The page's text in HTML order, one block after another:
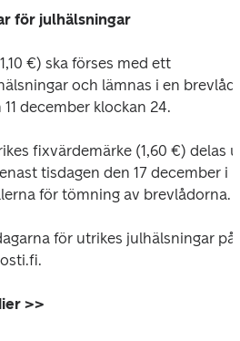
för julhälsningar
€) ska förses med ett
och lämnas i en
december klockan 24.
fixvärdemärke (1,60 €) delas
tisdagen den 17 december i
för tömning av brevlådorna.
för utrikes julhälsningar på
>>